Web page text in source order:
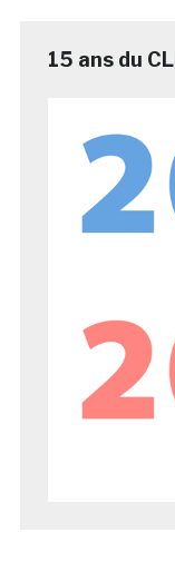
15 ans du